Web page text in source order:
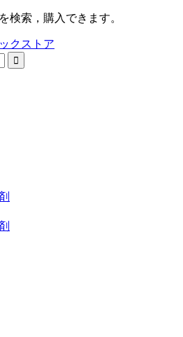
検索，購入できます。
クストア